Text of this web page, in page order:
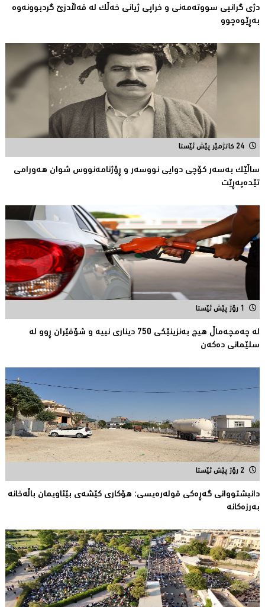
دژی گرانیی سووتەمەنی و خراپی ژیانی خەڵك لە قەڵادزێ‌ گردبوونەوە
بەڕێوەچوو
24 کاتژمێر پێش ئێستا
ساڵێك بەسەر كۆچی دوایی نووسەر و ڕۆژنامەنووس شوان هەورامی
تێدەپەڕێت
1 رۆژ پێش ئێستا
لە چەمچەماڵ هیچ بەنزینێکى 750 دیناری نییە و شۆفێران ڕوو لە
سلێمانى دەکەن
2 رۆژ پێش ئێستا
دانیشتووانى گەڕەكی قولەرەیسی: هۆکارى کێشەى بێئاویمان باڵەخانە
بەرزەكانە